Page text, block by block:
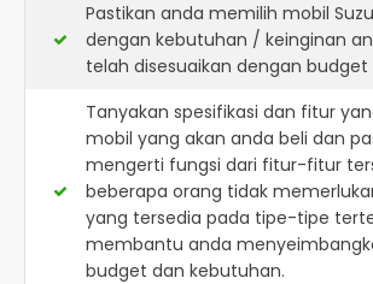
Pastikan anda memilih mobil
dengan kebutuhan / keinginan
telah disesuaikan dengan budget
Tanyakan spesifikasi dan fitur
mobil yang akan anda beli dan
mengerti fungsi dari fitur-fitur
beberapa orang tidak
yang tersedia pada tipe-tipe
membantu anda
budget dan kebutuhan.